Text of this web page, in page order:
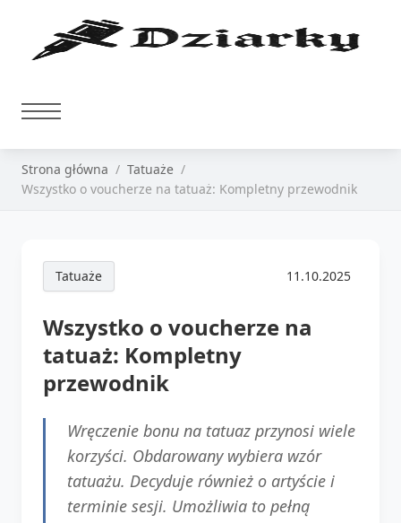
Strona główna
Tatuaże
Wszystko o voucherze na tatuaż: Kompletny przewodnik
Tatuaże 11.10.2025
Wszystko o voucherze na
tatuaż: Kompletny
przewodnik
Wręczenie bonu na tatuaz przynosi wiele
korzyści. Obdarowany wybiera wzór
tatuażu. Decyduje również o artyście i
terminie sesji. Umożliwia to pełną